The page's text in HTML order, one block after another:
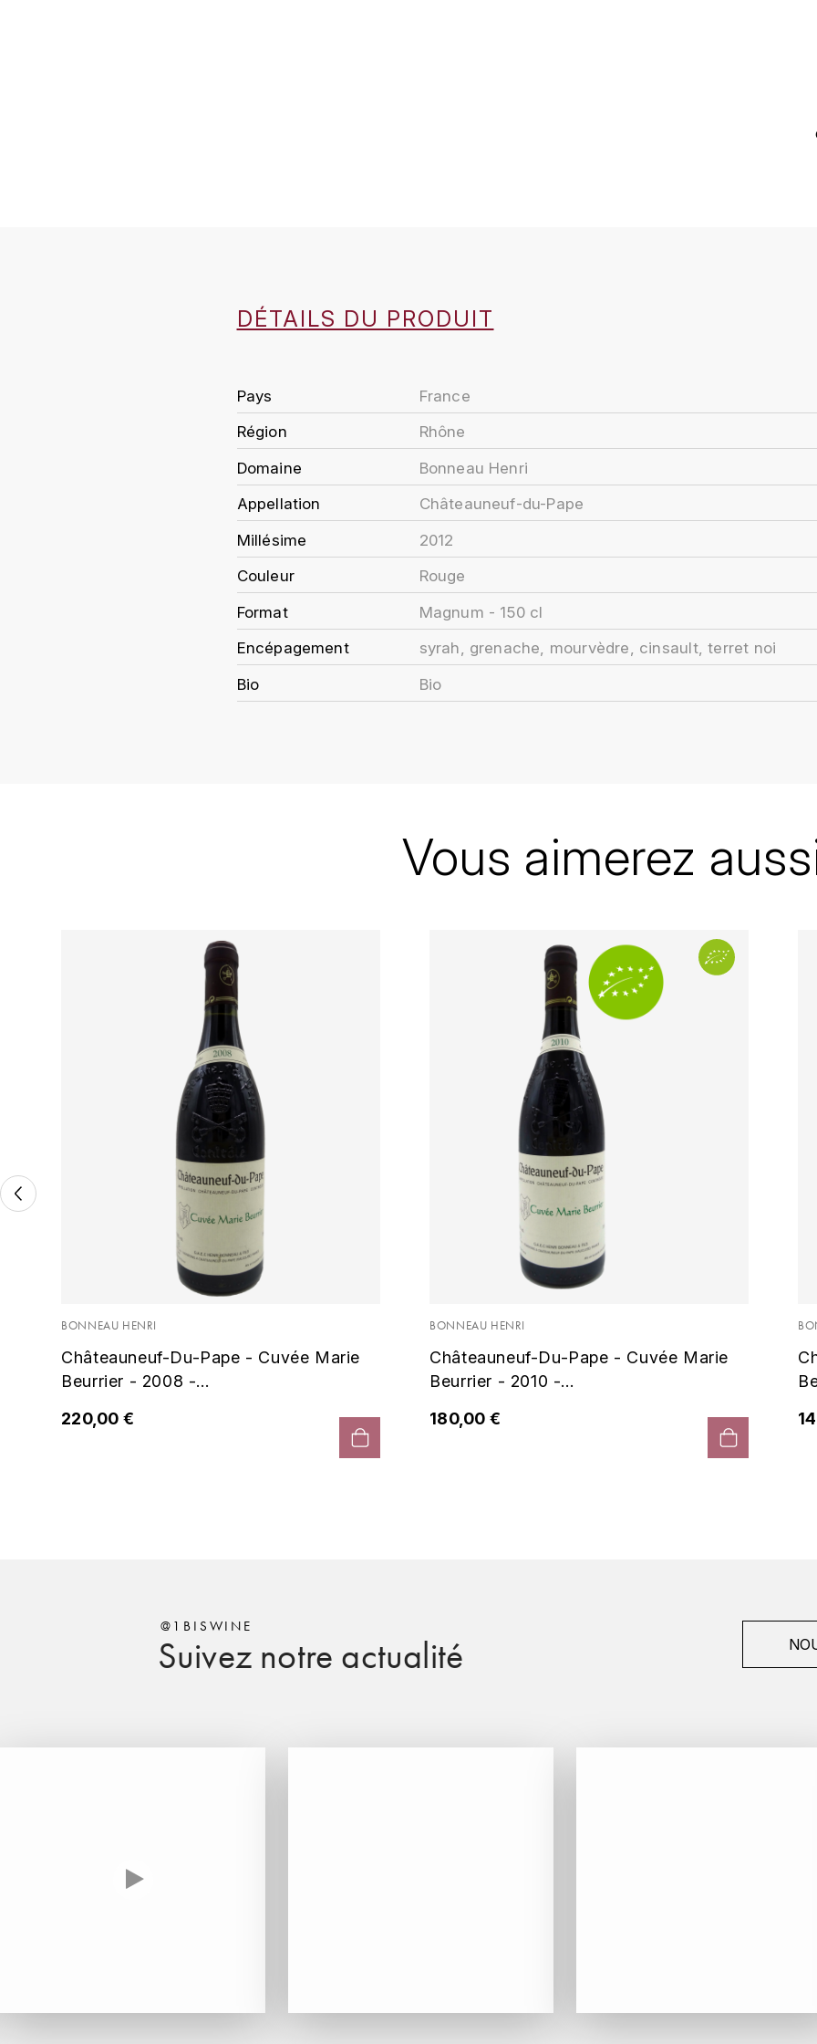
DÉTAILS DU PRODUIT
Pays
France
Région
Rhône
Domaine
Bonneau Henri
Appellation
Châteauneuf-du-Pape
Millésime
2012
Couleur
Rouge
Format
Magnum - 150 cl
Encépagement
syrah, grenache, mourvèdre, cinsault, terret noi
Bio
Bio
Vous aimerez
BONNEAU HENRI
Châteauneuf-Du-Pape - Cuvée Marie
Beurrier - 2008 -...
220,00 €
BONNEAU HENRI
Châteauneuf-Du-Pape - Cuvée Marie
Beurrier - 2010 -...
180,00 €
Suivez notre actualité
@1BISWINE